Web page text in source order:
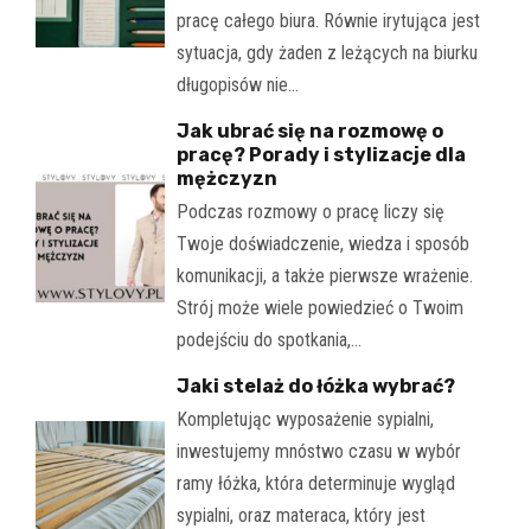
pracę całego biura. Równie irytująca jest
sytuacja, gdy żaden z leżących na biurku
długopisów nie…
Jak ubrać się na rozmowę o
pracę? Porady i stylizacje dla
mężczyzn
Podczas rozmowy o pracę liczy się
Twoje doświadczenie, wiedza i sposób
komunikacji, a także pierwsze wrażenie.
Strój może wiele powiedzieć o Twoim
podejściu do spotkania,…
Jaki stelaż do łóżka wybrać?
Kompletując wyposażenie sypialni,
inwestujemy mnóstwo czasu w wybór
ramy łóżka, która determinuje wygląd
sypialni, oraz materaca, który jest